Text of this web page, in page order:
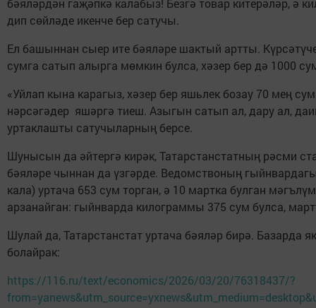
бәяләрдән гаҗәпкә калабыз! Безгә товар китерәләр,
дип сөйләде икенче бер сатучы.
Ел башыннан сыер ите бәяләре шактый артты.
сумга сатып алырга мөмкин булса, хәзер бер дә 1000
«Уйлап кына карагыз, хәзер бер яшьлек бозау 70 мең
нәрсәгәдер яшәргә тиеш. Азыгын сатып ал, дару ал,
уртаклашты сатучыларның берсе.
Шунысын да әйтергә кирәк, Татарстанстатның рәсми
бәяләре чыннан да үзгәрде. Ведомствоның
кала) уртача 653 сум торган, ә 10 мартка булган
арзанайган: гыйнварда килограммы 375 сум булса,
Шулай да, Татарстанстат уртача бәяләр бирә. Базарда
болайрак:
https://116.ru/text/economics/2026/03/20/76318437/?